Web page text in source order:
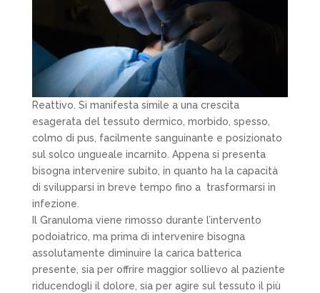
Reattivo . Si manifesta simile a una crescita
esagerata del tessuto dermico, morbido, spesso,
colmo di pus, facilmente sanguinante e posizionato
sul solco ungueale incarnito. Appena si presenta
bisogna intervenire subito, in quanto ha la capacità
di svilupparsi in breve tempo fino a trasformarsi in
infezione.
Il Granuloma viene rimosso durante l’intervento
podoiatrico, ma prima di intervenire bisogna
assolutamente diminuire la carica batterica
presente, sia per offrire maggior sollievo al paziente
riducendogli il dolore, sia per agire sul tessuto il più